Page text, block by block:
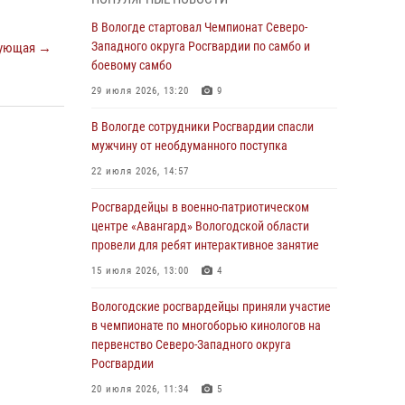
→
округа Росгвардии по спортивному и боевому
самбо
03 августа 2026, 08:54 8 1
ЗА МИНУВШУЮ НЕДЕЛЮ СОТРУДНИКАМИ
В ВОЛОГОДСКОЙ ОБЛАСТИ ЗАДЕРЖАНО 23
ПРАВОНАРУШИТЕЛЯ
02 августа 2026, 10:37
Росгвардейцы в г. Соколе задержали
несовершеннолетнего нарушителя
на питбайке
31 июля 2026, 06:43
В Вологде стартовал Чемпионат Северо-
Западного округа Росгвардии по самбо и
боевому самбо
29 июля 2026, 13:20
В Вологде стартовал Чемпионат Северо-
Западного округа Росгвардии по самбо и
боевому самбо
29 июля 2026, 13:20 9
В Вологде сотрудники Росгвардии спасли
мужчину от необдуманного поступка
22 июля 2026, 14:57
Росгвардейцы в военно-патриотическом
центре «Авангард» Вологодской области
провели для ребят интерактивное занятие
15 июля 2026, 13:00 4
Вологодские росгвардейцы приняли участие
в чемпионате по многоборью кинологов на
первенство Северо-Западного округа
Росгвардии
20 июля 2026, 11:34 5